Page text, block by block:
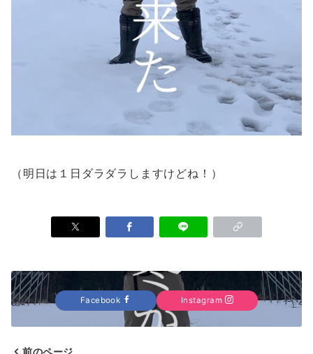
（明日は１日ダラダラしますけどね！）
Facebook Instagram